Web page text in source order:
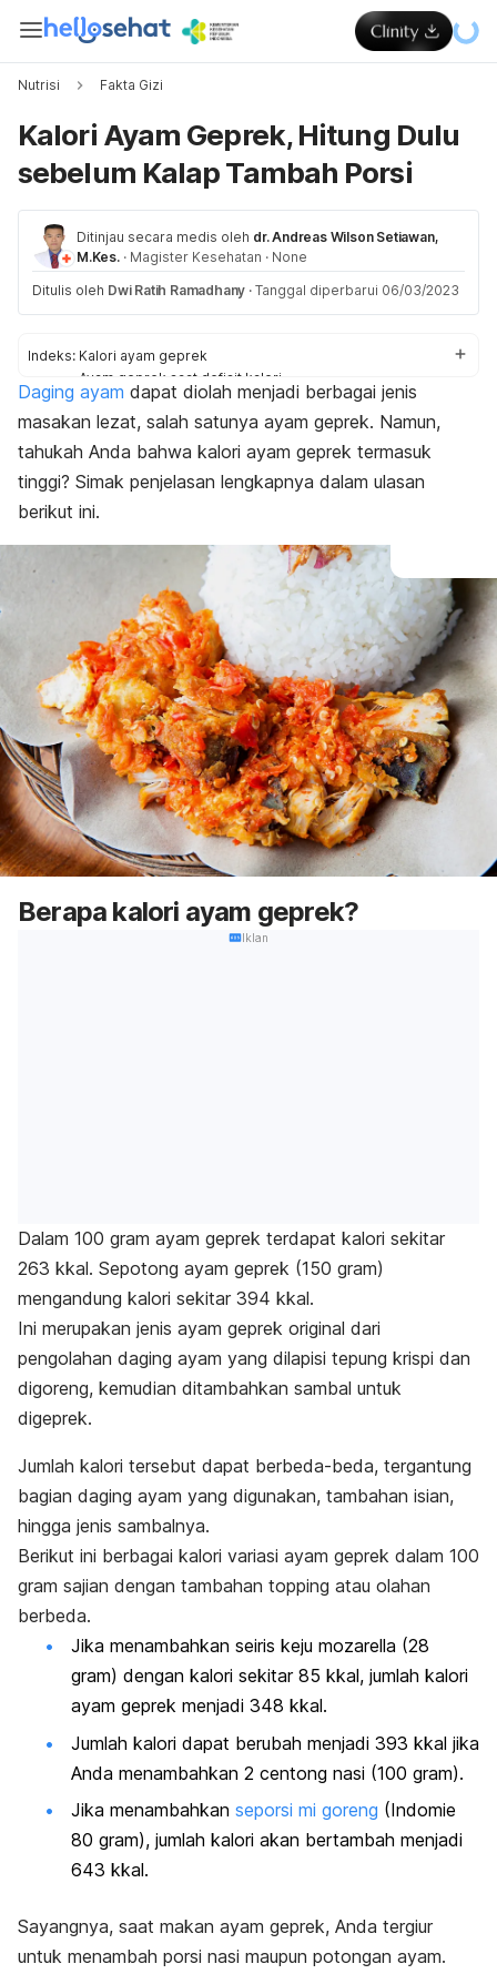
Nutrisi Fakta Gizi
Kalori Ayam Geprek, Hitung Dulu
sebelum Kalap Tambah Porsi
Ditinjau secara medis oleh dr. Andreas Wilson Setiawan,
M.Kes. · Magister Kesehatan · None
Ditulis oleh Dwi Ratih Ramadhany · Tanggal diperbarui 06/03/2023
Indeks: Kalori ayam geprek
Ayam geprek saat defisit kalori
Tips makan sehat
Daging ayam dapat diolah menjadi berbagai jenis
masakan lezat, salah satunya ayam geprek. Namun,
tahukah Anda bahwa kalori ayam geprek termasuk
tinggi? Simak penjelasan lengkapnya dalam ulasan
berikut ini.
Berapa kalori ayam geprek?
Iklan
Dalam 100 gram ayam geprek terdapat kalori sekitar
263 kkal. Sepotong ayam geprek (150 gram)
mengandung kalori sekitar 394 kkal.
Ini merupakan jenis ayam geprek original dari
pengolahan daging ayam yang dilapisi tepung krispi dan
digoreng, kemudian ditambahkan sambal untuk
digeprek.
Jumlah kalori tersebut dapat berbeda-beda, tergantung
bagian daging ayam yang digunakan, tambahan isian,
hingga jenis sambalnya.
Berikut ini berbagai kalori variasi ayam geprek dalam 100
gram sajian dengan tambahan topping atau olahan
berbeda.
Jika menambahkan seiris keju mozarella (28
gram) dengan kalori sekitar 85 kkal, jumlah kalori
ayam geprek menjadi 348 kkal.
Jumlah kalori dapat berubah menjadi 393 kkal jika
Anda menambahkan 2 centong nasi (100 gram).
Jika menambahkan seporsi mi goreng (Indomie
80 gram), jumlah kalori akan bertambah menjadi
643 kkal.
Sayangnya, saat makan ayam geprek, Anda tergiur
untuk menambah porsi nasi maupun potongan ayam.